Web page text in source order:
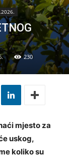
230
mjesto za
uskog,
koliko su